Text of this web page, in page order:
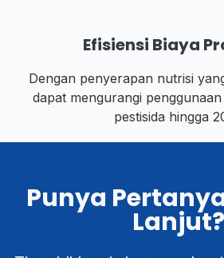
Efisiensi Biaya
Dengan penyerapan nutrisi
dapat mengurangi
pestisida hingga
Punya
Lanjut?